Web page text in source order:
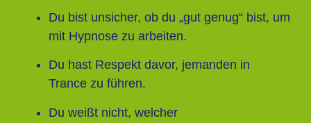
Du bist unsicher, ob du „gut genug“ bist, um
mit Hypnose zu arbeiten.
Du hast Respekt davor, jemanden in
Trance zu führen.
Du weißt nicht, welcher